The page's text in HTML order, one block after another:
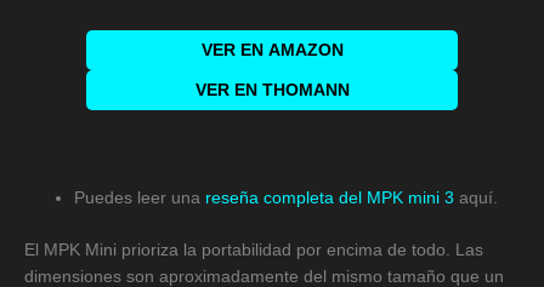
VER EN AMAZON
VER EN THOMANN
Puedes leer una reseña completa del MPK mini 3 aquí.
El MPK Mini prioriza la portabilidad por encima de todo. Las
dimensiones son aproximadamente del mismo tamaño que un